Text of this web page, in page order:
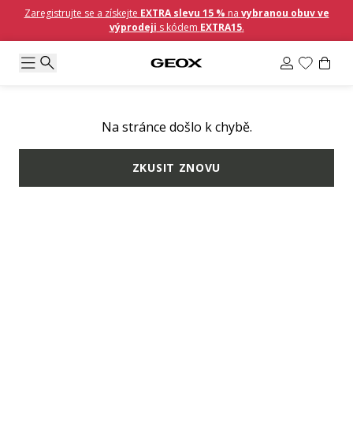
Zaregistrujte se a získejte EXTRA slevu 15 % na vybranou obuv ve
výprodeji s kódem EXTRA15.
Na stránce došlo k chybě.
ZKUSIT ZNOVU